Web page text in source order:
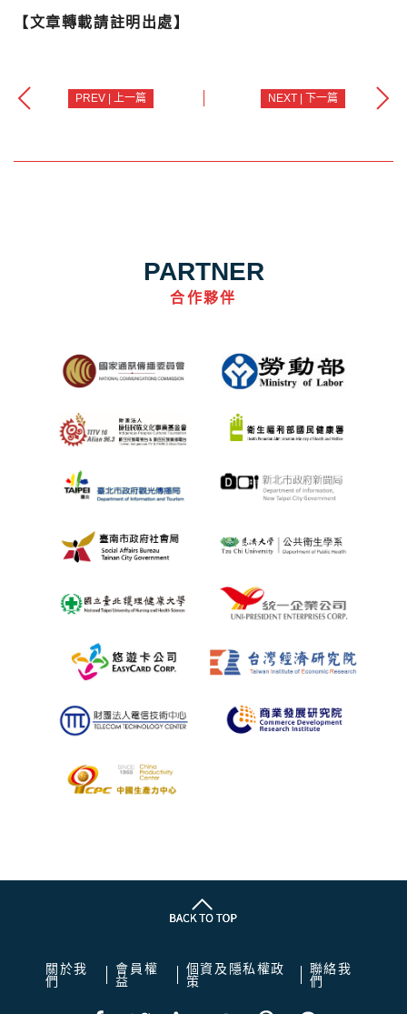
【文章轉載請註明出處】
PREV | 上一篇 NEXT | 下一篇
PARTNER
合作夥伴
關於我
們
會員權
益
個資及隱私權政
策
聯絡我
們